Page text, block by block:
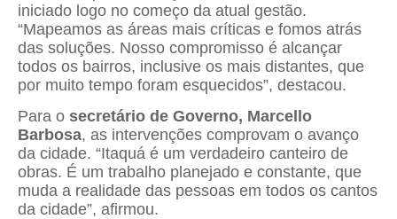
iniciado logo no começo da atual gestão.
“Mapeamos as áreas mais críticas e fomos atrás
das soluções. Nosso compromisso é alcançar
todos os bairros, inclusive os mais distantes, que
por muito tempo foram esquecidos”, destacou.
Para o secretário de Governo, Marcello
Barbosa, as intervenções comprovam o avanço
da cidade. “Itaquá é um verdadeiro canteiro de
obras. É um trabalho planejado e constante, que
muda a realidade das pessoas em todos os cantos
da cidade”, afirmou.